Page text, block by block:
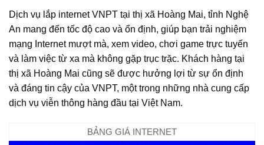
Dịch vụ lắp internet VNPT tại thị xã Hoàng Mai, tỉnh Nghệ
An mang đến tốc độ cao và ổn định, giúp bạn trải nghiệm
mạng Internet mượt mà, xem video, chơi game trực tuyến
và làm việc từ xa mà không gặp trục trặc. Khách hàng tại
thị xã Hoàng Mai cũng sẽ được hưởng lợi từ sự ổn định
và đáng tin cậy của VNPT, một trong những nhà cung cấp
dịch vụ viễn thông hàng đầu tại Việt Nam.
BẢNG GIÁ INTERNET